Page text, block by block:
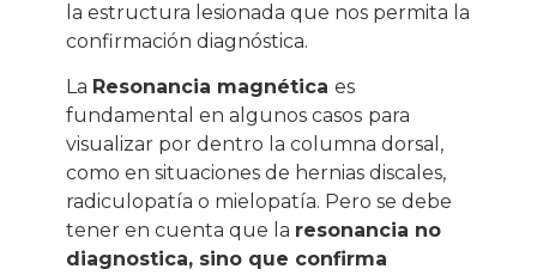
la estructura lesionada que nos permita la
confirmación diagnóstica.
La Resonancia magnética es
fundamental en algunos casos para
visualizar por dentro la columna dorsal,
como en situaciones de hernias discales,
radiculopatía o mielopatía. Pero se debe
tener en cuenta que la resonancia no
diagnostica, sino que confirma